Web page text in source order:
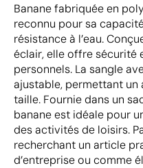
Banane fabriquée en
reconnu pour sa
résistance à l’eau.
éclair, elle offre sécurité
personnels. La sangle
ajustable, permettant
taille. Fournie dans un
banane est idéale pour
des activités de loisirs.
recherchant un article
d’entreprise ou comme